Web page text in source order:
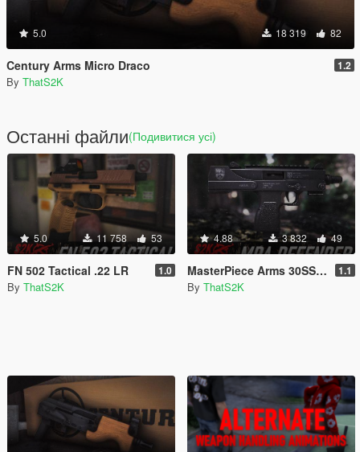
5.0 18 319 82
Century Arms Micro Draco 1.2
By ThatS2K
Останні файли(Подивитися усі)
5.0 11 758 53
FN 502 Tactical .22 LR 1.0
By ThatS2K
4.88 3 832 49
MasterPiece Arms 30SST Defender 1.1
By ThatS2K